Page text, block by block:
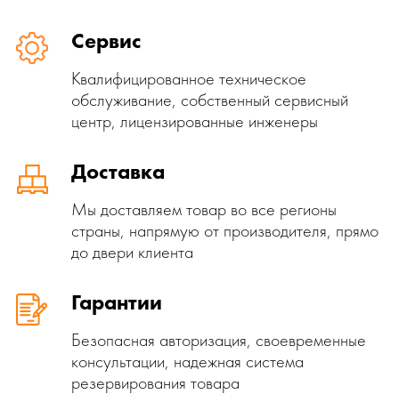
Сервис
Квалифицированное техническое
обслуживание, собственный сервисный
центр, лицензированные инженеры
Доставка
Мы доставляем товар во все регионы
страны, напрямую от производителя, прямо
до двери клиента
Гарантии
Безопасная авторизация, своевременные
консультации, надежная система
резервирования товара